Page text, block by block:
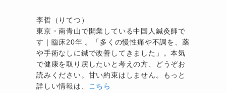
李哲（りてつ）
東京・南青山で開業している中国人鍼灸師で
す｜臨床20年 。「多くの慢性痛や不調を、薬
や手術なしに鍼で改善してきました」。本気
で健康を取り戻したいと考えの方、どうぞお
読みください。甘い約束はしません。もっと
詳しい情報は、 こちら